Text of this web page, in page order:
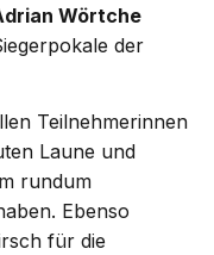
Wörtche
der
Teilnehmerinnen
Laune und
rundum
Ebenso
für die